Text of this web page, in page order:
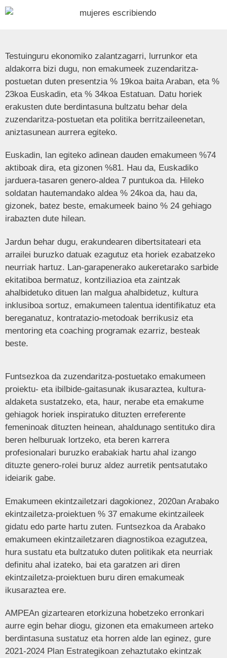
Testuinguru ekonomiko zalantzagarri, lurrunkor eta
aldakorra bizi dugu, non emakumeek zuzendaritza-
postuetan duten presentzia % 19koa baita Araban, eta %
23koa Euskadin, eta % 34koa Estatuan. Datu horiek
erakusten dute berdintasuna bultzatu behar dela
zuzendaritza-postuetan eta politika berritzaileenetan,
aniztasunean aurrera egiteko.
Euskadin, lan egiteko adinean dauden emakumeen %74
aktiboak dira, eta gizonen %81. Hau da, Euskadiko
jarduera-tasaren genero-aldea 7 puntukoa da. Hileko
soldatan hautemandako aldea % 24koa da, hau da,
gizonek, batez beste, emakumeek baino % 24 gehiago
irabazten dute hilean.
Jardun behar dugu, erakundearen dibertsitateari eta
arrailei buruzko datuak ezagutuz eta horiek ezabatzeko
neurriak hartuz. Lan-garapenerako aukeretarako sarbide
ekitatiboa bermatuz, kontziliazioa eta zaintzak
ahalbidetuko dituen lan malgua ahalbidetuz, kultura
inklusiboa sortuz, emakumeen talentua identifikatuz eta
bereganatuz, kontratazio-metodoak berrikusiz eta
mentoring eta coaching programak ezarriz, besteak
beste.
Funtsezkoa da zuzendaritza-postuetako emakumeen
proiektu- eta ibilbide-gaitasunak ikusaraztea, kultura-
aldaketa sustatzeko, eta, haur, nerabe eta emakume
gehiagok horiek inspiratuko dituzten erreferente
femeninoak dituzten heinean, ahaldunago sentituko dira
beren helburuak lortzeko, eta beren karrera
profesionalari buruzko erabakiak hartu ahal izango
dituzte genero-rolei buruz aldez aurretik pentsatutako
ideiarik gabe.
Emakumeen ekintzailetzari dagokionez, 2020an Arabako
ekintzailetza-proiektuen % 37 emakume ekintzaileek
gidatu edo parte hartu zuten. Funtsezkoa da Arabako
emakumeen ekintzailetzaren diagnostikoa ezagutzea,
hura sustatu eta bultzatuko duten politikak eta neurriak
definitu ahal izateko, bai eta garatzen ari diren
ekintzailetza-proiektuen buru diren emakumeak
ikusaraztea ere.
AMPEAn gizartearen etorkizuna hobetzeko erronkari
aurre egin behar diogu, gizonen eta emakumeen arteko
berdintasuna sustatuz eta horren alde lan eginez, gure
2021-2024 Plan Estrategikoan zehaztutako ekintzak